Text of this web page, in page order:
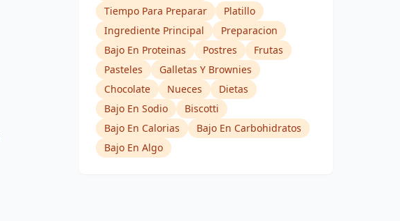
Tiempo Para Preparar
Platillo
Ingrediente Principal
Preparacion
Bajo En Proteinas
Postres
Frutas
Pasteles
Galletas Y Brownies
Chocolate
Nueces
Dietas
Bajo En Sodio
Biscotti
Bajo En Calorias
Bajo En Carbohidratos
Bajo En Algo